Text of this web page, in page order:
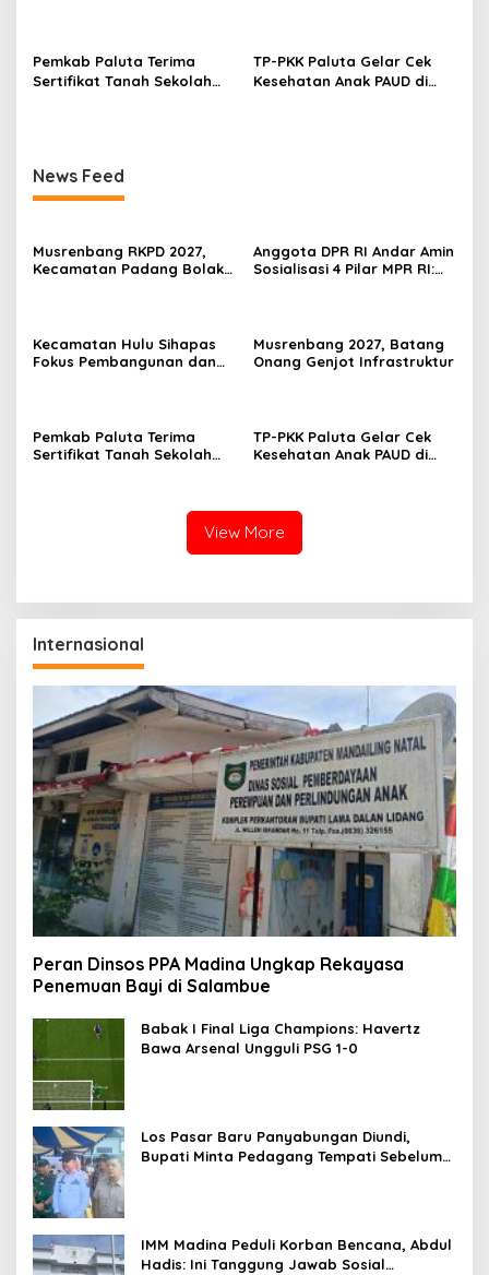
Pemkab Paluta Terima
Sertifikat Tanah Sekolah
TP-PKK Paluta Gelar Cek
Kesehatan Anak PAUD di
News Feed
Musrenbang RKPD 2027,
Kecamatan Padang Bolak
Anggota DPR RI Andar Amin
Sosialisasi 4 Pilar MPR RI:
Kecamatan Hulu Sihapas
Fokus Pembangunan dan
Musrenbang 2027, Batang
Onang Genjot Infrastruktur
Pemkab Paluta Terima
Sertifikat Tanah Sekolah
TP-PKK Paluta Gelar Cek
Kesehatan Anak PAUD di
View More
Internasional
Peran Dinsos PPA Madina Ungkap Rekayasa
Penemuan Bayi di Salambue
Babak I Final Liga Champions: Havertz
Bawa Arsenal Ungguli PSG 1-0
Los Pasar Baru Panyabungan Diundi,
Bupati Minta Pedagang Tempati Sebelum
IMM Madina Peduli Korban Bencana, Abdul
Hadis: Ini Tanggung Jawab Sosial